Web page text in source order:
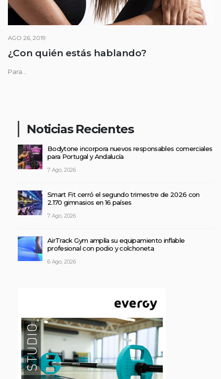
AGO 26, 2019
¿Con quién estás hablando?
Para...
Noticias Recientes
Bodytone incorpora nuevos responsables comerciales
para Portugal y Andalucía
7 Ago, 2026
Smart Fit cerró el segundo trimestre de 2026 con
2.170 gimnasios en 16 países
7 Ago, 2026
AirTrack Gym amplía su equipamiento inflable
profesional con podio y colchoneta
6 Ago, 2026